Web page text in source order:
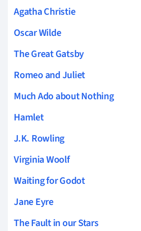
Agatha Christie
Oscar Wilde
The Great Gatsby
Romeo and Juliet
Much Ado about Nothing
Hamlet
J.K. Rowling
Virginia Woolf
Waiting for Godot
Jane Eyre
The Fault in our Stars